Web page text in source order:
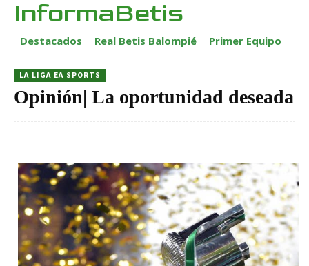
InformaBetis
Destacados Real Betis Balompié Primer Equipo
LA LIGA EA SPORTS
Opinión| La oportunidad deseada